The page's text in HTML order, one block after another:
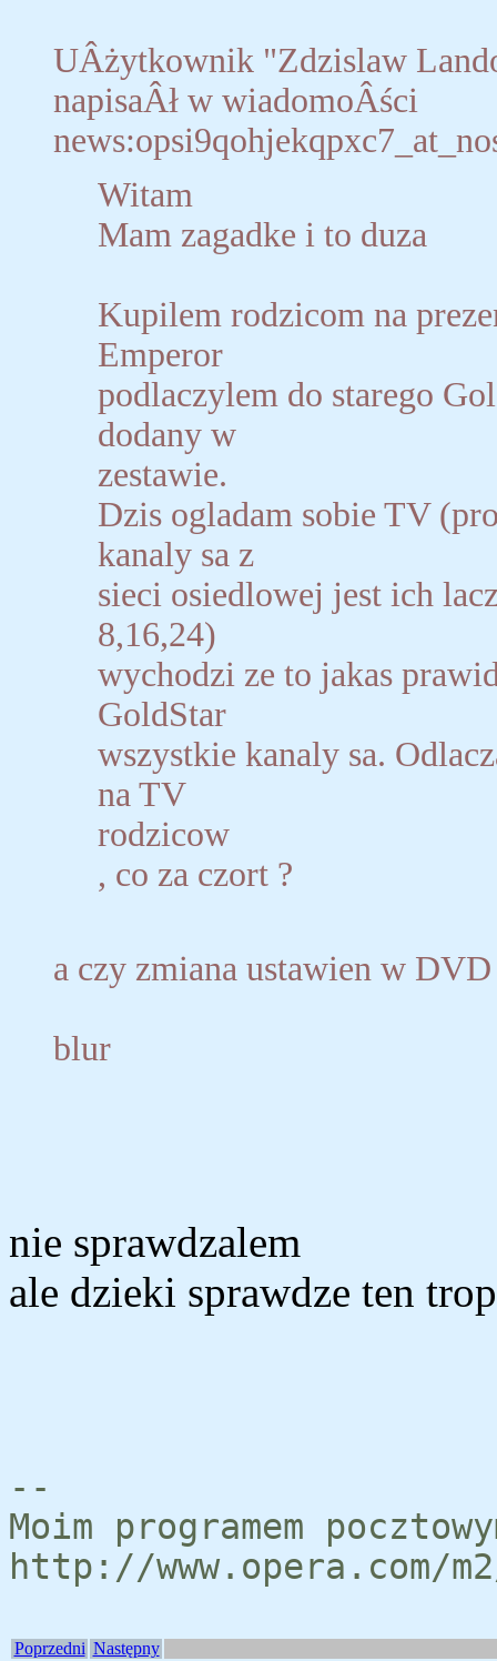
UÂżytkownik "Zdzislaw
napisaÂł w wiadomoÂści
Witam
Mam zagadke i to duza
Kupilem rodzicom na
Emperor
podlaczylem do starego
dodany w
zestawie.
Dzis ogladam sobie TV
kanaly sa z
sieci osiedlowej jest ich
8,16,24)
wychodzi ze to jakas
GoldStar
wszystkie kanaly sa.
na TV
rodzicow
, co za czort ?
a czy zmiana ustawien w
blur
nie sprawdzalem
ale dzieki sprawdze ten trop
--
Moim programem
http://www.opera.com/
Poprzedni Następny